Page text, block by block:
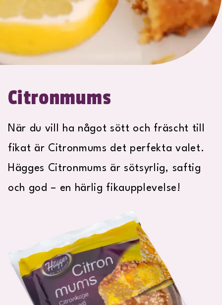
Citronmums
När du vill ha något sött och fräscht till
fikat är Citronmums det perfekta valet.
Hägges Citronmums är sötsyrlig, saftig
och god – en härlig fikaupplevelse!